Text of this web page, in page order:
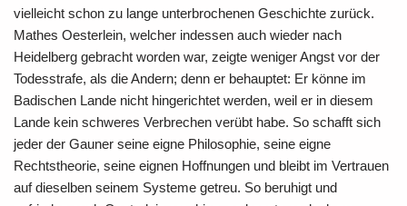
vielleicht schon zu lange unterbrochenen Geschichte zurück.
Mathes Oesterlein, welcher indessen auch wieder nach
Heidelberg gebracht worden war, zeigte weniger Angst vor der
Todesstrafe, als die Andern; denn er behauptet: Er könne im
Badischen Lande nicht hingerichtet werden, weil er in diesem
Lande kein schweres Verbrechen verübt habe. So schafft sich
jeder der Gauner seine eigne Philosophie, seine eigne
Rechtstheorie, seine eignen Hoffnungen und bleibt im Vertrauen
auf dieselben seinem Systeme getreu. So beruhigt und